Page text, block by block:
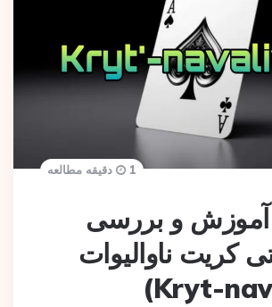
و بررسی
کریت ناوالیوات
1 دقیقه مطالعه